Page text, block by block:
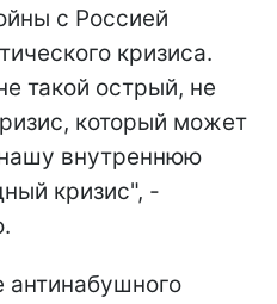
с Россией
кризиса.
такой острый, не
который может
внутреннюю
кризис", -
антинабушного